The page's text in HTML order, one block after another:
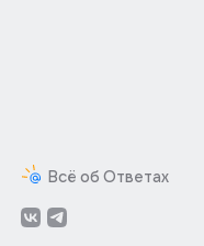
Всё об Ответах